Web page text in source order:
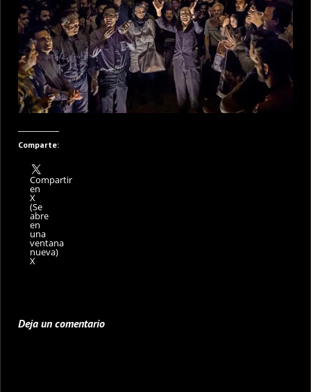
Comparte:
Compartir
en
X
(Se
abre
en
una
ventana
nueva)
X
Deja un comentario